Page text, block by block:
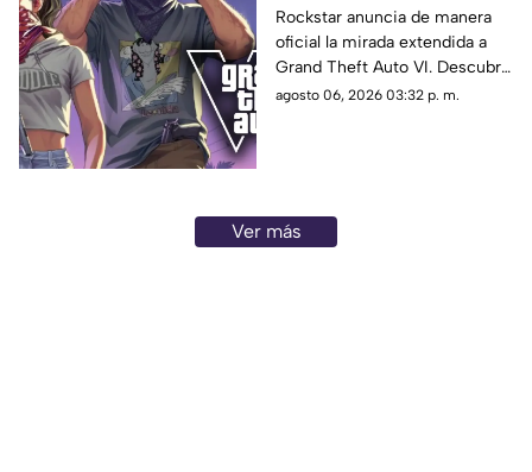
¿Cuándo, dónde y a qué
hora de México se
estrena este adelanto
de GTA?
Rockstar anuncia de manera
oficial la mirada extendida a
Grand Theft Auto VI. Descubre
fecha, horario, dónde verla y
agosto 06, 2026 03:32 p. m.
Ver más